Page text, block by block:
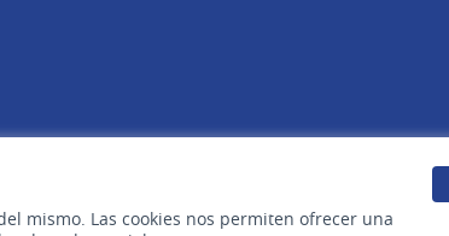
mismo. Las cookies nos permiten ofrecer una